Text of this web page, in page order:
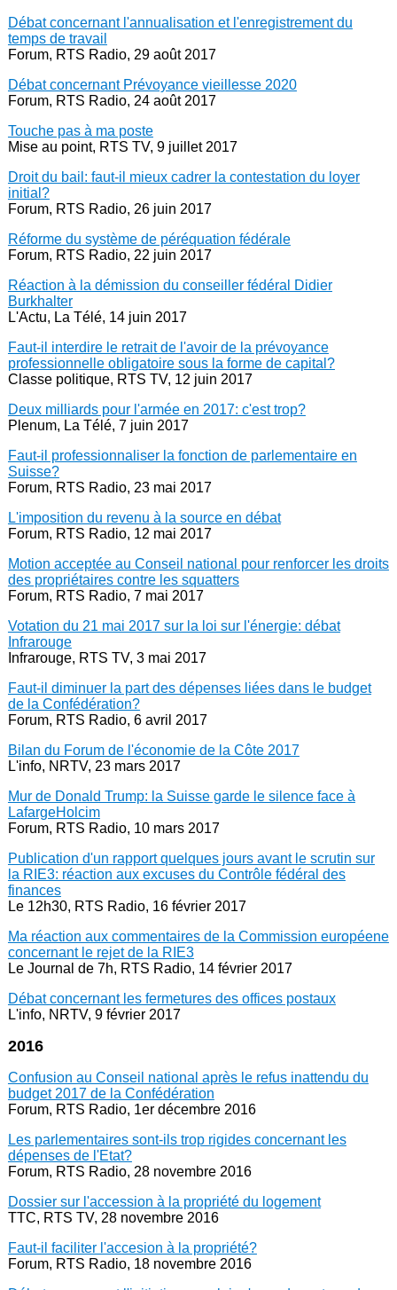
Débat concernant l'annualisation et l'enregistrement du
temps de travail
Forum, RTS Radio, 29 août 2017
Débat concernant Prévoyance vieillesse 2020
Forum, RTS Radio, 24 août 2017
Touche pas à ma poste
Mise au point, RTS TV, 9 juillet 2017
Droit du bail: faut-il mieux cadrer la contestation du loyer
initial?
Forum, RTS Radio, 26 juin 2017
Réforme du système de péréquation fédérale
Forum, RTS Radio, 22 juin 2017
Réaction à la démission du conseiller fédéral Didier
Burkhalter
L'Actu, La Télé, 14 juin 2017
Faut-il interdire le retrait de l'avoir de la prévoyance
professionnelle obligatoire sous la forme de capital?
Classe politique, RTS TV, 12 juin 2017
Deux milliards pour l'armée en 2017: c'est trop?
Plenum, La Télé, 7 juin 2017
Faut-il professionnaliser la fonction de parlementaire en
Suisse?
Forum, RTS Radio, 23 mai 2017
L'imposition du revenu à la source en débat
Forum, RTS Radio, 12 mai 2017
Motion acceptée au Conseil national pour renforcer les droits
des propriétaires contre les squatters
Forum, RTS Radio, 7 mai 2017
Votation du 21 mai 2017 sur la loi sur l'énergie: débat
Infrarouge
Infrarouge, RTS TV, 3 mai 2017
Faut-il diminuer la part des dépenses liées dans le budget
de la Confédération?
Forum, RTS Radio, 6 avril 2017
Bilan du Forum de l'économie de la Côte 2017
L'info, NRTV, 23 mars 2017
Mur de Donald Trump: la Suisse garde le silence face à
LafargeHolcim
Forum, RTS Radio, 10 mars 2017
Publication d'un rapport quelques jours avant le scrutin sur
la RIE3: réaction aux excuses du Contrôle fédéral des
finances
Le 12h30, RTS Radio, 16 février 2017
Ma réaction aux commentaires de la Commission européene
concernant le rejet de la RIE3
Le Journal de 7h, RTS Radio, 14 février 2017
Débat concernant les fermetures des offices postaux
L'info, NRTV, 9 février 2017
2016
Confusion au Conseil national après le refus inattendu du
budget 2017 de la Confédération
Forum, RTS Radio, 1er décembre 2016
Les parlementaires sont-ils trop rigides concernant les
dépenses de l'Etat?
Forum, RTS Radio, 28 novembre 2016
Dossier sur l'accession à la propriété du logement
TTC, RTS TV, 28 novembre 2016
Faut-il faciliter l'accesion à la propriété?
Forum, RTS Radio, 18 novembre 2016